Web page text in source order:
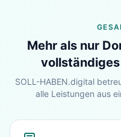
Mehr als nur
SOLL-HABEN.digital
alle Leistungen aus